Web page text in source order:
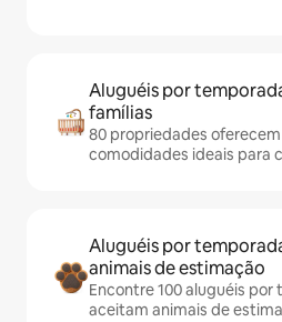
Aluguéis por
famílias
80 propriedades
comodidades ideais para
Aluguéis por
animais de estimação
Encontre 100 aluguéis
aceitam animais de